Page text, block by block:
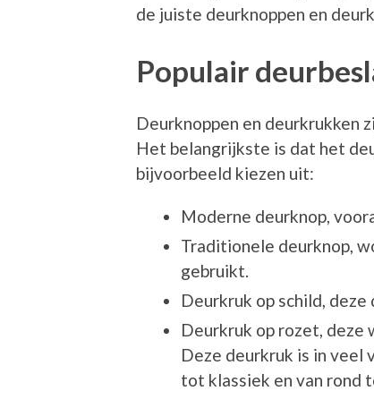
de juiste deurknoppen en
Populair
Deurknoppen en deurkrukken
Het belangrijkste is dat het
bijvoorbeeld kiezen uit:
Moderne deurknop,
Traditionele deurknop,
gebruikt.
Deurkruk op schild,
Deurkruk op rozet,
Deze deurkruk is in veel
tot klassiek en van rond